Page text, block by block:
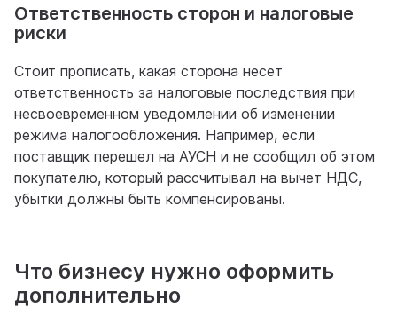
Ответственность сторон и налоговые
риски
Стоит прописать, какая сторона несет
ответственность за налоговые последствия при
несвоевременном уведомлении об изменении
режима налогообложения. Например, если
поставщик перешел на АУСН и не сообщил об этом
покупателю, который рассчитывал на вычет НДС,
убытки должны быть компенсированы.
Что бизнесу нужно оформить
дополнительно